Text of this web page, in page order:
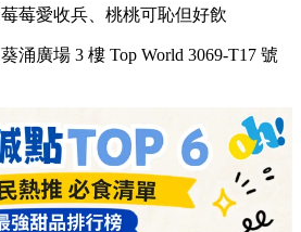
莓莓愛收兵、桃桃可恥但好飲
葵涌廣場 3 樓 Top World 3069-T17 號